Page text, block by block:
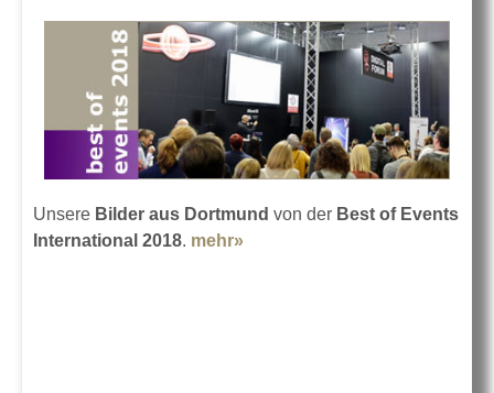
Unsere Bilder aus Dortmund von der Best of Events
International 2018. mehr»